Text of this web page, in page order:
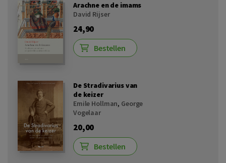
Arachne en de imams
David Rijser
24,90
Bestellen
De Stradivarius van
de keizer
Emile Hollman, George
Vogelaar
20,00
Bestellen